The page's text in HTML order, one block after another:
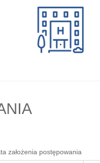
założenia postępowania